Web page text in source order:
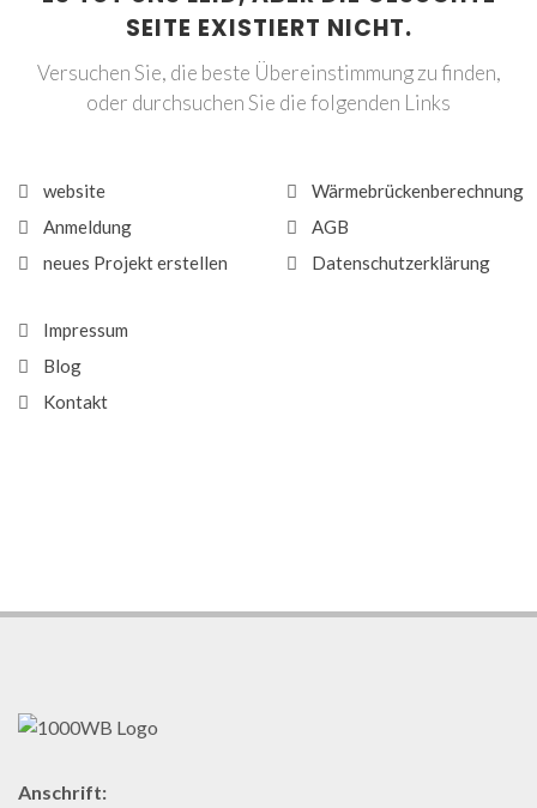
SEITE EXISTIERT NICHT.
Versuchen Sie, die beste Übereinstimmung zu finden,
oder durchsuchen Sie die folgenden Links
website
Anmeldung
neues Projekt erstellen
Wärmebrückenberechnung
AGB
Datenschutzerklärung
Impressum
Blog
Kontakt
Anschrift: